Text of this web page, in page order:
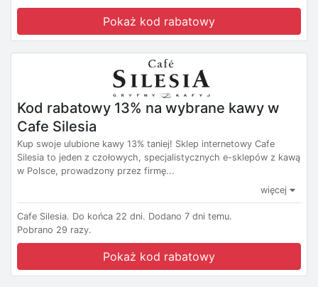
Pokaż kod rabatowy
Kod rabatowy 13% na wybrane kawy w
Cafe Silesia
Kup swoje ulubione kawy 13% taniej! Sklep internetowy Cafe
Silesia to jeden z czołowych, specjalistycznych e-sklepów z kawą
w Polsce, prowadzony przez firmę...
więcej
Cafe Silesia. Do końca 22 dni. Dodano 7 dni temu.
Pobrano 29 razy.
Pokaż kod rabatowy